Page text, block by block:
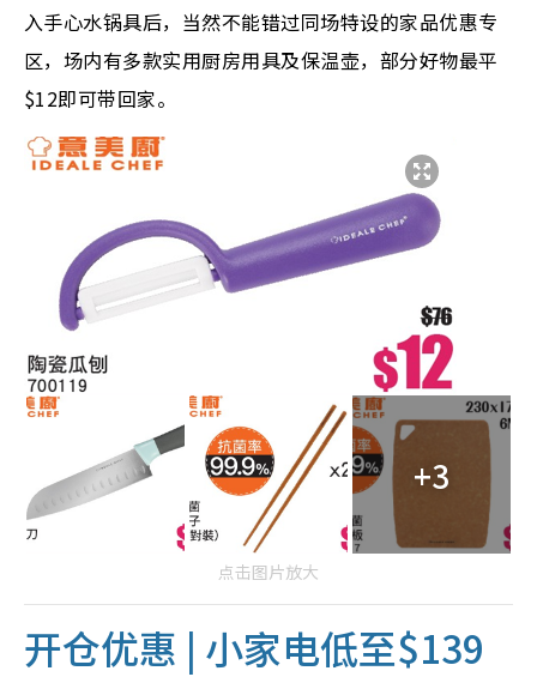
入手心水锅具后，当然不能错过同场特设的家品优惠专
区，场内有多款实用厨房用具及保温壶，部分好物最平
$12即可带回家。
+3
点击图片放大
开仓优惠 | 小家电低至$139